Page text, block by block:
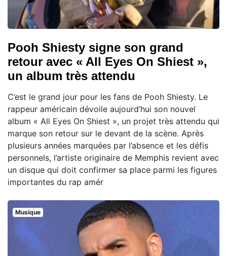
Pooh Shiesty signe son grand
retour avec « All Eyes On Shiest »,
un album très attendu
C’est le grand jour pour les fans de Pooh Shiesty. Le
rappeur américain dévoile aujourd’hui son nouvel
album « All Eyes On Shiest », un projet très attendu qui
marque son retour sur le devant de la scène. Après
plusieurs années marquées par l’absence et les défis
personnels, l’artiste originaire de Memphis revient avec
un disque qui doit confirmer sa place parmi les figures
importantes du rap amér
Musique